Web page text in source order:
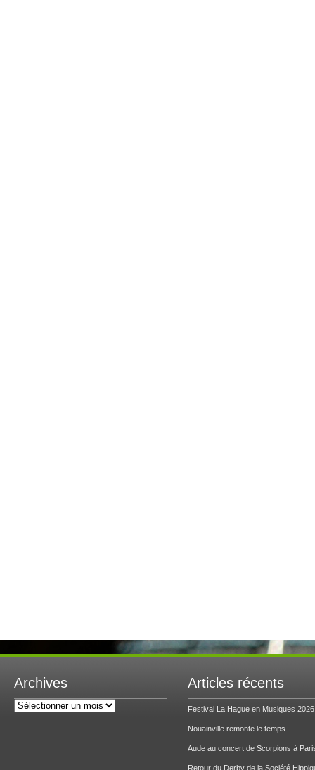
Archives
Archives
Articles récents
Festival La Hague en Musiques 2026
Nouainville remonte le temps…
Aude au concert de Scorpions à
Retour du Derby de la Société